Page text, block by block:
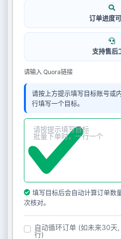
订单进度
支持售后
请输入 Quora链接
请按上方提示填写目标账号或
行填写一个目标。
填写目标后会自动计算订单数
次核对。
自动循环订单 (如未来30天
行)